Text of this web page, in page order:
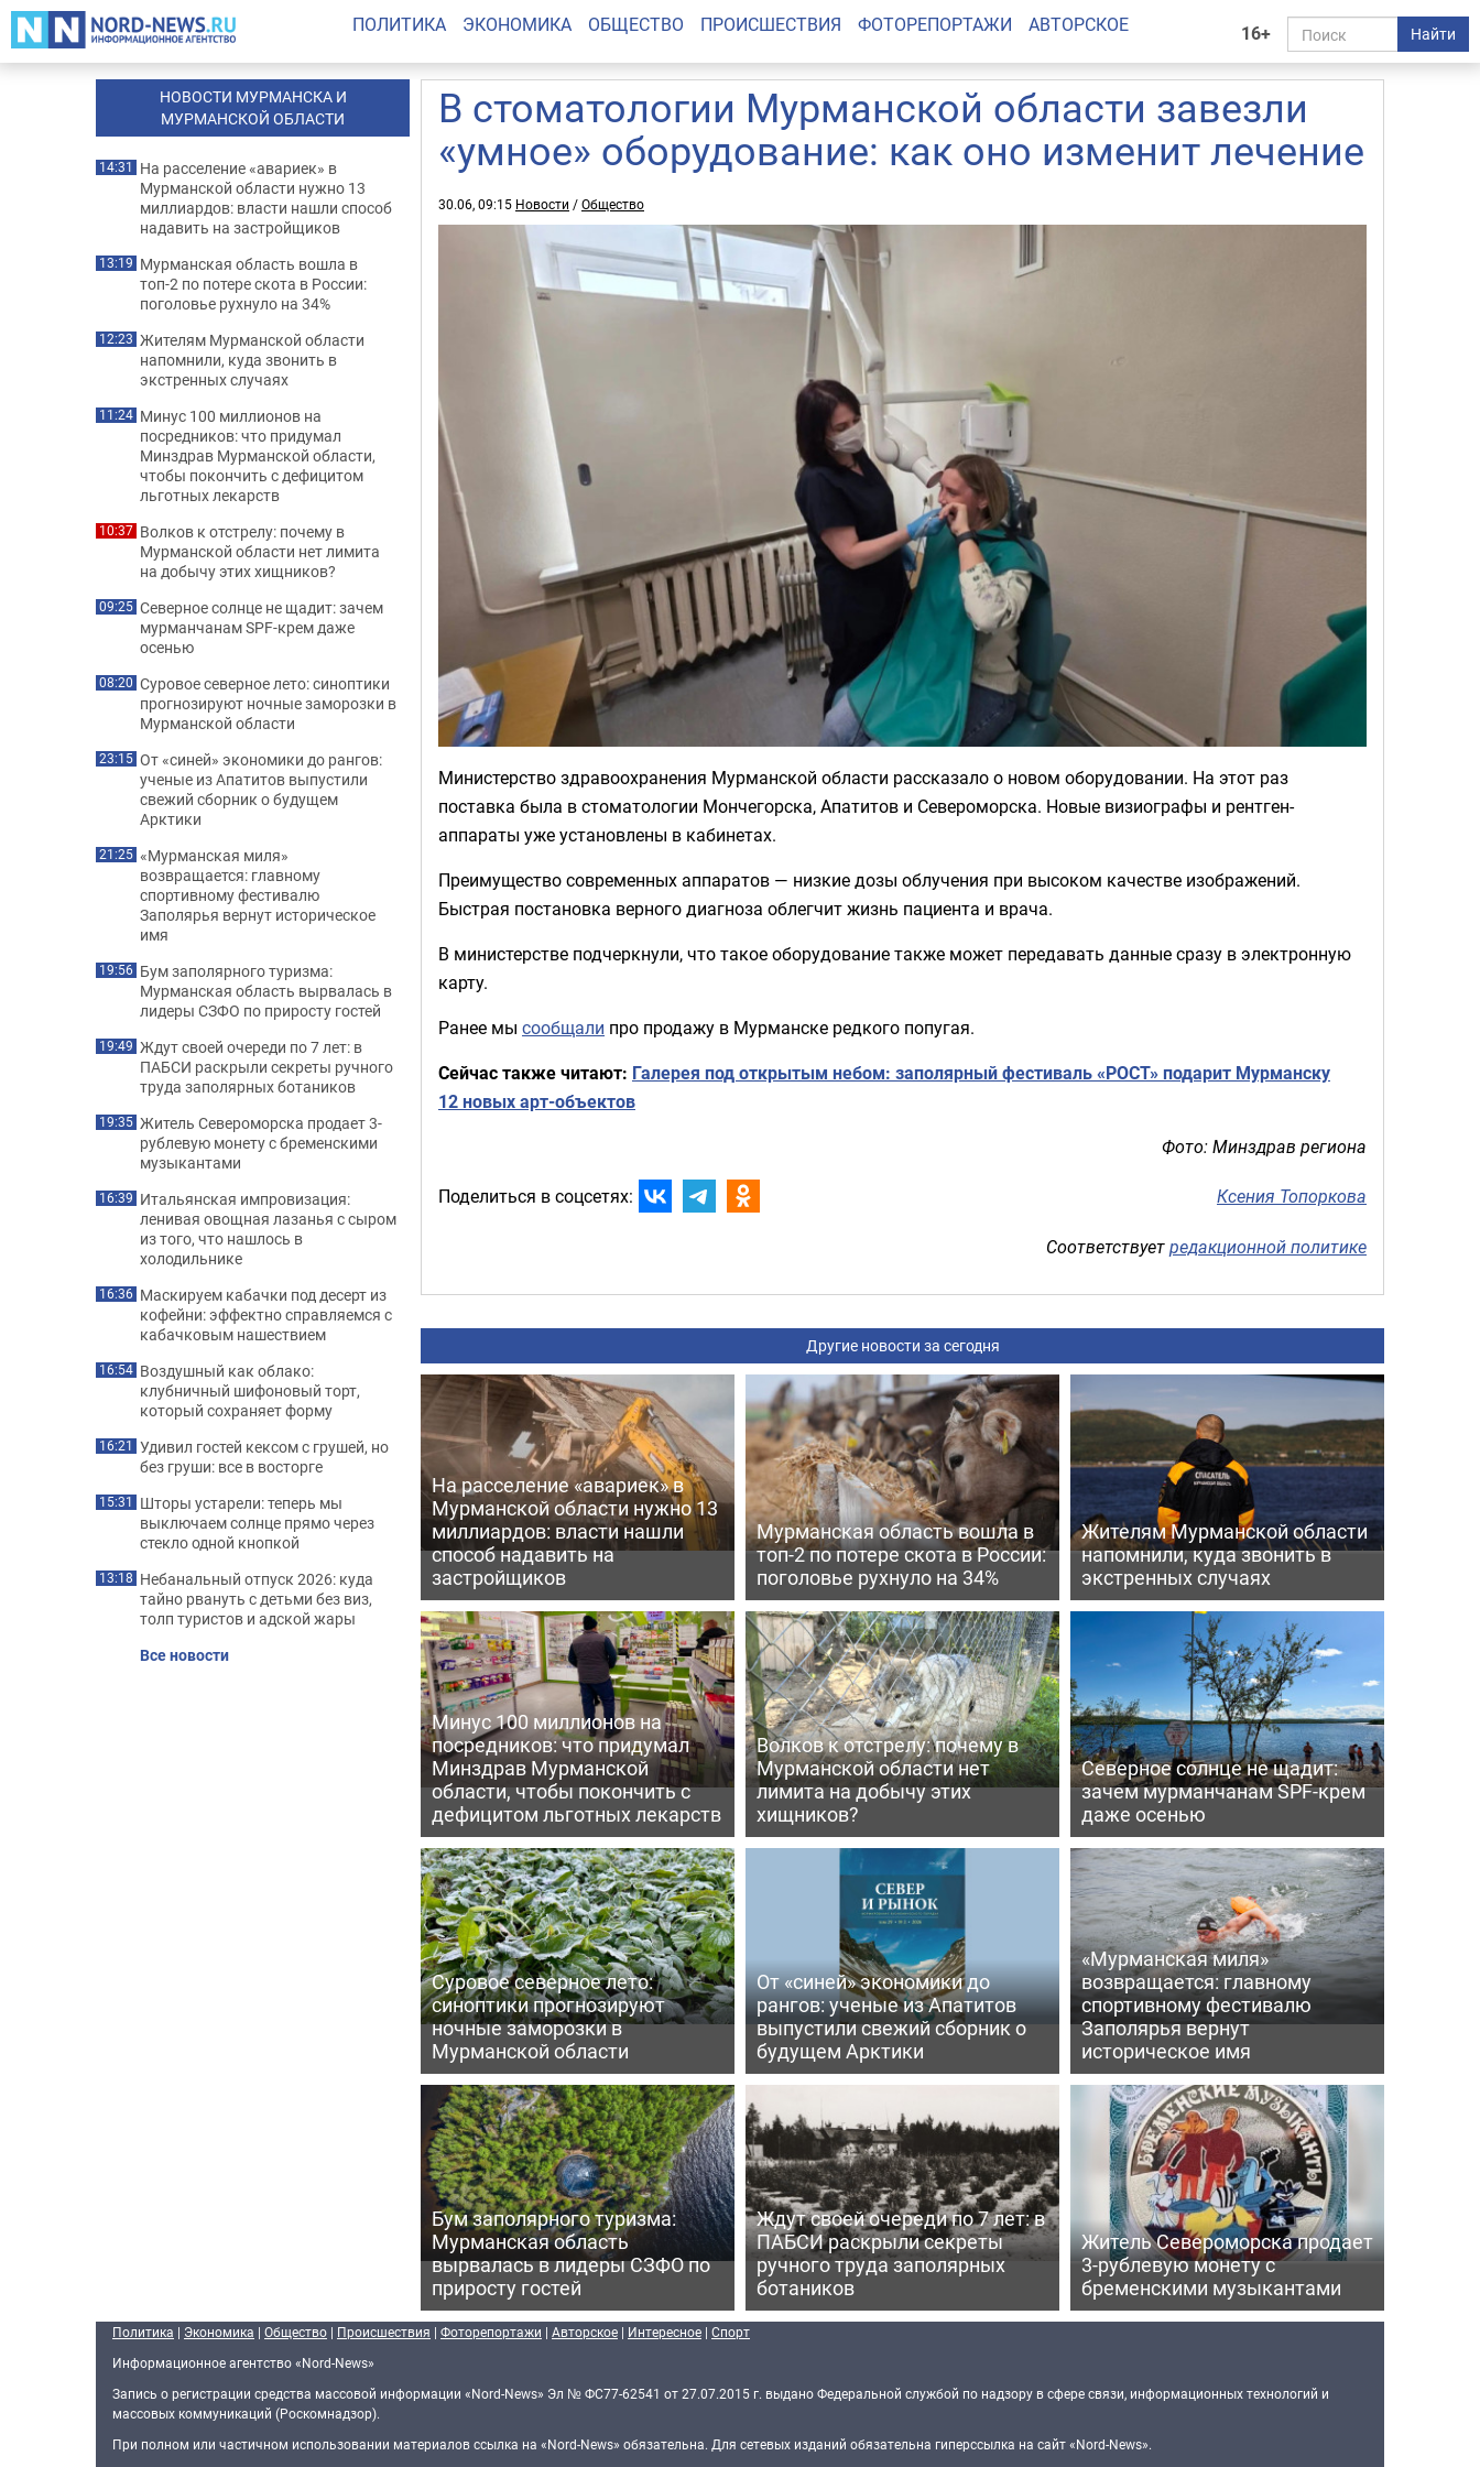
16+ Найти
ПОЛИТИКА ЭКОНОМИКА ОБЩЕСТВО ПРОИСШЕСТВИЯ ФОТОРЕПОРТАЖИ АВТОРСКОЕ
В стоматологии Мурманской области завезли
«умное» оборудование: как оно изменит лечение
30.06, 09:15 Новости /Общество
Министерство здравоохранения Мурманской области рассказало о новом оборудовании. На этот раз
поставка была в стоматологии Мончегорска, Апатитов и Североморска. Новые визиографы и рентген-
аппараты уже установлены в кабинетах.
Преимущество современных аппаратов — низкие дозы облучения при высоком качестве изображений.
Быстрая постановка верного диагноза облегчит жизнь пациента и врача.
В министерстве подчеркнули, что такое оборудование также может передавать данные сразу в электронную
карту.
Ранее мы сообщали про продажу в Мурманске редкого попугая.
Сейчас также читают: Галерея под открытым небом: заполярный фестиваль «РОСТ» подарит Мурманску
12 новых арт-объектов
Фото: Минздрав региона
Поделиться в соцсетях: Ксения Топоркова
Соответствуетредакционной политике
Другие новости за сегодня
На расселение «авариек» в
Мурманской области нужно 13
миллиардов: власти нашли
способ надавить на
застройщиков
Мурманская область вошла в
топ-2 по потере скота в России:
поголовье рухнуло на 34%
Жителям Мурманской области
напомнили, куда звонить в
экстренных случаях
Минус 100 миллионов на
посредников: что придумал
Минздрав Мурманской
области, чтобы покончить с
дефицитом льготных лекарств
Волков к отстрелу: почему в
Мурманской области нет
лимита на добычу этих
хищников?
Северное солнце не щадит:
зачем мурманчанам SPF-крем
даже осенью
Суровое северное лето:
синоптики прогнозируют
ночные заморозки в
Мурманской области
От «синей» экономики до
рангов: ученые из Апатитов
выпустили свежий сборник о
будущем Арктики
«Мурманская миля»
возвращается: главному
спортивному фестивалю
Заполярья вернут
историческое имя
Бум заполярного туризма:
Мурманская область
вырвалась в лидеры СЗФО по
приросту гостей
Ждут своей очереди по 7 лет: в
ПАБСИ раскрыли секреты
ручного труда заполярных
ботаников
Житель Североморска продает
3-рублевую монету с
бременскими музыкантами
НОВОСТИ МУРМАНСКА И
МУРМАНСКОЙ ОБЛАСТИ
14:31 На расселение «авариек» в
Мурманской области нужно 13
миллиардов: власти нашли способ
надавить на застройщиков
13:19 Мурманская область вошла в
топ-2 по потере скота в России:
поголовье рухнуло на 34%
12:23 Жителям Мурманской области
напомнили, куда звонить в
экстренных случаях
11:24 Минус 100 миллионов на
посредников: что придумал
Минздрав Мурманской области,
чтобы покончить с дефицитом
льготных лекарств
10:37 Волков к отстрелу: почему в
Мурманской области нет лимита
на добычу этих хищников?
09:25 Северное солнце не щадит: зачем
мурманчанам SPF-крем даже
осенью
08:20 Суровое северное лето: синоптики
прогнозируют ночные заморозки в
Мурманской области
23:15 От «синей» экономики до рангов:
ученые из Апатитов выпустили
свежий сборник о будущем
Арктики
21:25 «Мурманская миля»
возвращается: главному
спортивному фестивалю
Заполярья вернут историческое
имя
19:56 Бум заполярного туризма:
Мурманская область вырвалась в
лидеры СЗФО по приросту гостей
19:49 Ждут своей очереди по 7 лет: в
ПАБСИ раскрыли секреты ручного
труда заполярных ботаников
19:35 Житель Североморска продает 3-
рублевую монету с бременскими
музыкантами
16:39 Итальянская импровизация:
ленивая овощная лазанья с сыром
из того, что нашлось в
холодильнике
16:36 Маскируем кабачки под десерт из
кофейни: эффектно справляемся с
кабачковым нашествием
16:54 Воздушный как облако:
клубничный шифоновый торт,
который сохраняет форму
16:21 Удивил гостей кексом с грушей, но
без груши: все в восторге
15:31 Шторы устарели: теперь мы
выключаем солнце прямо через
стекло одной кнопкой
13:18 Небанальный отпуск 2026: куда
тайно рвануть с детьми без виз,
толп туристов и адской жары
Все новости
Политика | Экономика | Общество | Происшествия | Фоторепортажи | Авторское | Интересное | Спорт
Информационное агентство «Nord-News»
Запись о регистрации средства массовой информации «Nord-News» Эл № ФС77-62541 от 27.07.2015 г. выдано Федеральной службой по надзору в сфере связи, информационных технологий и
массовых коммуникаций (Роскомнадзор).
При полном или частичном использовании материалов ссылка на «Nord-News» обязательна. Для сетевых изданий обязательна гиперссылка на сайт «Nord-News».